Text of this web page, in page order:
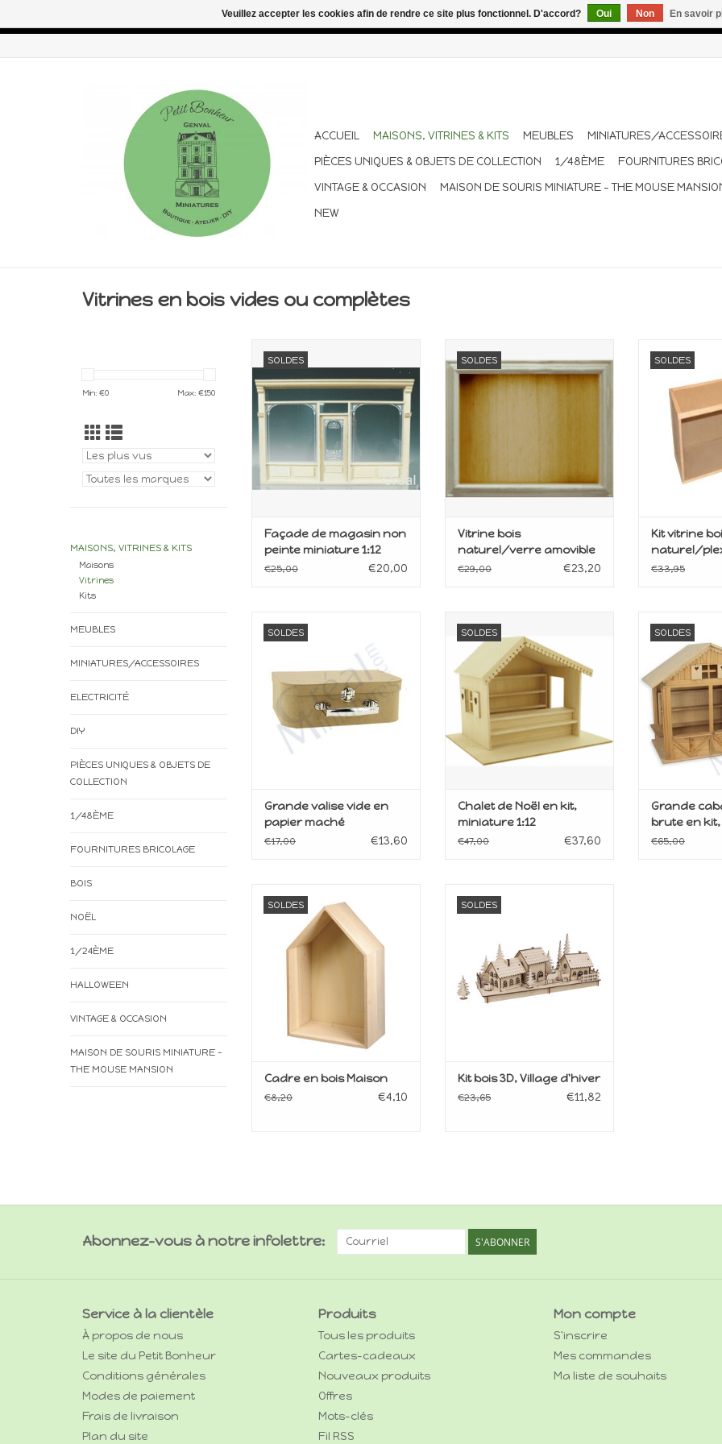
ACCUEIL MAISONS, VITRINES & KITS MEUBLES MINIATURES/
PIÈCES UNIQUES & OBJETS DE COLLECTION
1/48ÈME FOURNITURES
VINTAGE & OCCASION
MAISON DE SOURIS MINIATURE - THE MOUSE
NEW
Vitrines en bois vides ou complètes
Min: €0 Max: €150
MAISONS, VITRINES & KITS
Maisons
Vitrines
Kits
MEUBLES
MINIATURES/ACCESSOIRES
ELECTRICITÉ
DIY
PIÈCES UNIQUES & OBJETS DE
COLLECTION
1/48ÈME
FOURNITURES BRICOLAGE
BOIS
NOËL
1/24ÈME
HALLOWEEN
VINTAGE & OCCASION
MAISON DE SOURIS MINIATURE -
THE MOUSE MANSION
SOLDES
AJOUTER AU PANIER
Façade de magasin non
peinte miniature 1:12
€25,00 €20,00
SOLDES Echelle 1:12
AJOUTER AU PANIER
Vitrine bois
naturel/verre amovible
€29,00 €23,20
SOLDES
AJOUTER
Kit vitrine
naturel/
36x24x25 cm
€33,95
SOLDES
AJOUTER AU PANIER
Grande valise vide en
papier maché
€17,00 €13,60
SOLDES Echelle 1:12
AJOUTER AU PANIER
Chalet de Noël en kit,
miniature 1:12
€47,00 €37,60
SOLDES
AJOUTER
Grande
brute en
1:12
€65,00
SOLDES
AJOUTER AU PANIER
Cadre en bois Maison
€8,20 €4,10
SOLDES
AJOUTER AU PANIER
Kit bois 3D, Village d'hiver
€23,65 €11,82
Abonnez-vous à notre infolettre: S'ABONNER
Service à la clientèle
À propos de nous
Le site du Petit Bonheur
Conditions générales
Modes de paiement
Frais de livraison
Plan du site
Produits
Tous les produits
Cartes-cadeaux
Nouveaux produits
Offres
Mots-clés
Fil RSS
Mon compte
S'inscrire
Mes commandes
Ma liste de souhaits
Veuillez accepter les cookies afin de rendre ce site plus fonctionnel. D'accord? Oui Non En savoir
Congés d'été : les commandes continuent d'être expédiées pendant les vacances. Les envois sont effectués une à deux fois